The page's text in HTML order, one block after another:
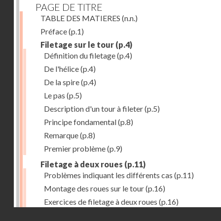
PAGE DE TITRE
TABLE DES MATIERES (n.n.)
Préface(p.1)
Filetage sur le tour (p.4)
Définition du filetage(p.4)
De l'hélice(p.4)
De la spire(p.4)
Le pas (p.5)
Description d'un tour à fileter(p.5)
Principe fondamental(p.8)
Remarque(p.8)
Premier problème(p.9)
Filetage à deux roues (p.11)
Problèmes indiquant les différents cas (p.11)
Montage des roues sur le tour(p.16)
Exercices de filetage à deux roues (p.16)